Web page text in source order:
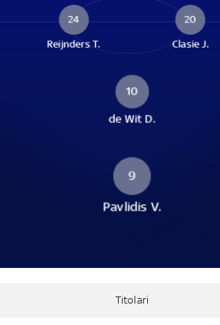
24
Reijnders T.
20
Clasie J.
10
de Wit D.
9
Pavlidis V.
Titolari